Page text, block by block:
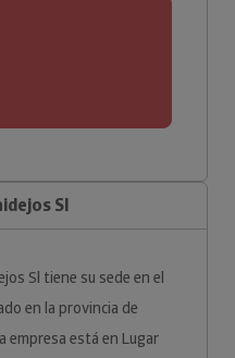
Sl
Sl tiene su sede en el
en la provincia de
empresa está en Lugar